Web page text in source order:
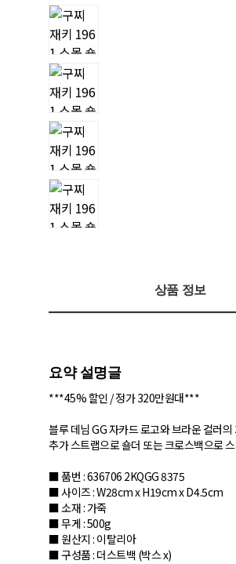
상품 정보
요약 설명글
***45% 할인 / 정가 320만원대***
블루 데님 GG 자카드 로고와 브라운 컬러
추가 스트랩으로 숄더 또는 크로스백으로
■ 품번 : 636706 2KQGG 8375
■ 사이즈 : W28cm x H19cm x D4.5cm
■ 소재 : 가죽
■ 무게 : 500g
■ 원산지 : 이탈리아
■ 구성품 : 더스트백 (박스 x)